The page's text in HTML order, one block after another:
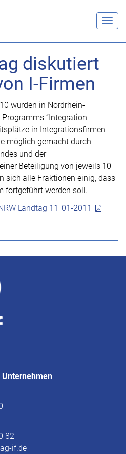
diskutiert
I-Firmen
wurden in Nordrhein-
“Integration
in Integrationsfirmen
möglich gemacht durch
und der
Beteiligung von jeweils 10
sich alle Fraktionen einig, dass
fortgeführt werden soll.
Landtag 11_01-2011
82
if.de